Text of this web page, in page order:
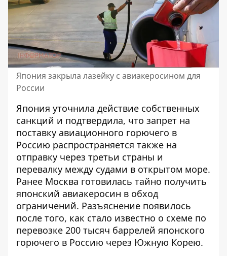
Япония закрыла лазейку с авиакеросином для
России
Япония уточнила действие собственных
санкций и подтвердила, что запрет на
поставку авиационного горючего в
Россию распространяется также на
отправку через третьи страны и
перевалку между судами в открытом море.
Ранее Москва готовилась тайно получить
японский авиакеросин в обход
ограничений. Разъяснение появилось
после того, как стало известно о схеме по
перевозке 200 тысяч баррелей японского
горючего в Россию через Южную Корею.